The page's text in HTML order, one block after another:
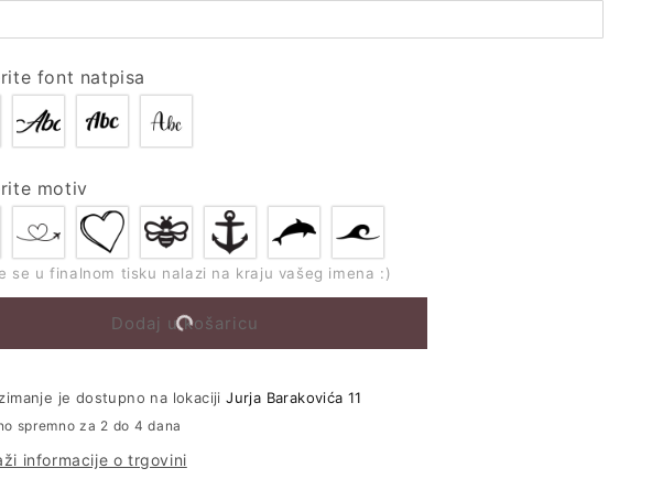
imenom
font natpisa
motiv
se u finalnom tisku nalazi na kraju vašeg imena :)
Dodaj u košaricu
je dostupno na lokacijiJurja Barakovića 11
spremno za 2 do 4 dana
informacije o trgovini